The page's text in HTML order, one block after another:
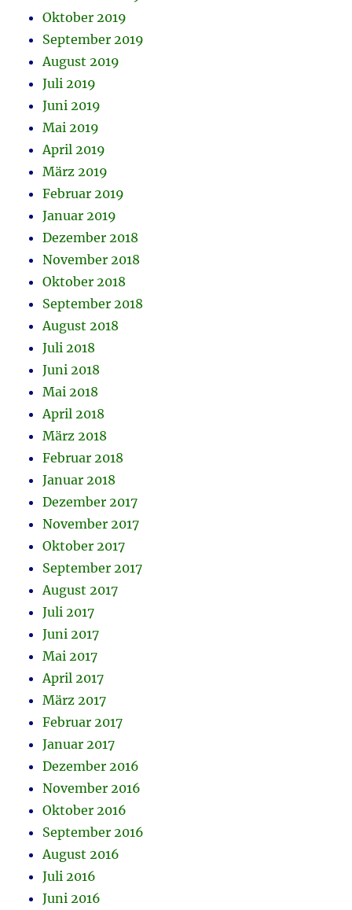
Oktober 2019
September 2019
August 2019
Juli 2019
Juni 2019
Mai 2019
April 2019
März 2019
Februar 2019
Januar 2019
Dezember 2018
November 2018
Oktober 2018
September 2018
August 2018
Juli 2018
Juni 2018
Mai 2018
April 2018
März 2018
Februar 2018
Januar 2018
Dezember 2017
November 2017
Oktober 2017
September 2017
August 2017
Juli 2017
Juni 2017
Mai 2017
April 2017
März 2017
Februar 2017
Januar 2017
Dezember 2016
November 2016
Oktober 2016
September 2016
August 2016
Juli 2016
Juni 2016